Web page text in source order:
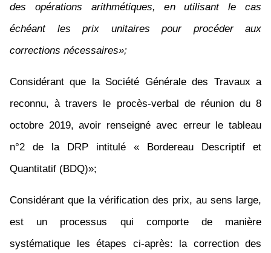
des opérations arithmétiques, en utilisant le cas
échéant les prix unitaires pour procéder aux
corrections nécessaires»;
Considérant que la Société Générale des Travaux a
reconnu, à travers le procès-verbal de réunion du 8
octobre 2019, avoir renseigné avec erreur le tableau
n°2 de la DRP intitulé « Bordereau Descriptif et
Quantitatif (BDQ)»;
Considérant que la vérification des prix, au sens large,
est un processus qui comporte de manière
systématique les étapes ci-après: la correction des